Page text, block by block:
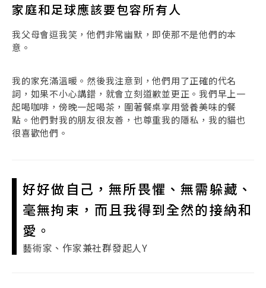
家庭和足球應該要包容所有人
我父母會逗我笑，他們非常幽默，即使那不是他們的本
意。
我的家充滿溫暖。然後我注意到，他們用了正確的代名
詞，如果不小心講錯，就會立刻道歉並更正。我們早上一
起喝咖啡，傍晚一起喝茶，圍著餐桌享用營養美味的餐
點。他們對我的朋友很友善，也尊重我的隱私，我的貓也
很喜歡他們。
好好做自己，無所畏懼、無需躲藏、
毫無拘束，而且我得到全然的接納和
愛。
藝術家、作家兼社群發起人Y